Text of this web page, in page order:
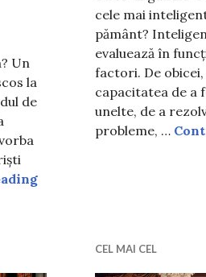
Un
la
de
Cele mai periculoase
cele mai
pământ?
evaluează în
factori. De
capacitatea de a
unelte, de a
probleme, …
CEL MAI CEL